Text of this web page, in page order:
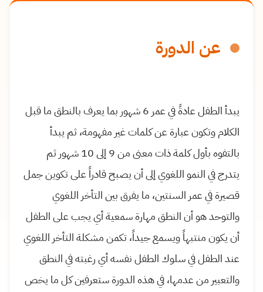
عن الدورة
يبدأ الطفل عادةً في عمر 6 شهور بما يعرف بالنطق ما قبل
الكلام وتكون عبارة عن كلمات غير مفهومة، ثم يبدأ
بالتفوه بأول كلمة ذات معنى من 9 إلى 10 شهور ثم
يتدرج في النمو اللغوي إلى أن يصبح قادراً على تكوين جمل
قصيرة في عمر السنتين، ما يفرق بين التأخر اللغوي
والتوحد هو أن النطق مهارة سمعية أي يجب على الطفل
أن يكون منتبهاً ويسمع جيداً، تكمن مشكلة التأخر اللغوي
عند الطفل في سلوك الطفل نفسه أي رغبته في النطق
والتعبير من عدمها، في هذه الدورة ستعرفين كل ما يخص